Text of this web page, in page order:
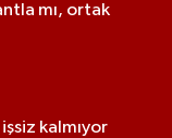
mı, ortak
kalmıyor